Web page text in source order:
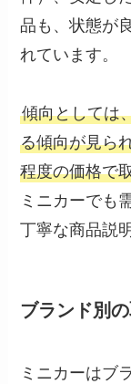
品も、状態が
れています。
傾向としては
る傾向が見ら
程度の価格で
ミニカーでも
丁寧な商品説
ブランド別
ミニカーはブ